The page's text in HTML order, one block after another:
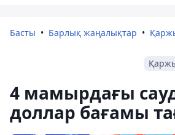
Басты Барлық жаңалықтар
4 мамырдағы
доллар бағамы